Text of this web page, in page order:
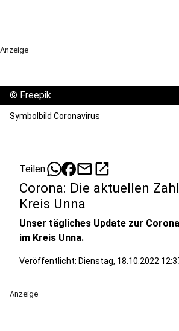
Anzeige
© Freepik
Symbolbild Coronavirus
Teilen: mailopen_in_new
Corona: Die aktuellen
Kreis Unna
Unser tägliches Update zur
im Kreis Unna.
Veröffentlicht: Dienstag, 18.10.2022
Anzeige